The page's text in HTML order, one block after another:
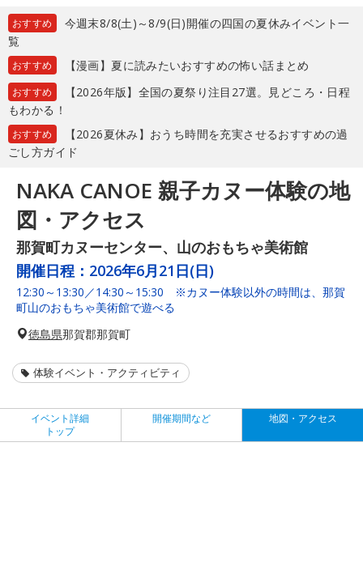
おすすめ
今週末8/8(土)～8/9(日)開催の四国の夏休みイベント一
覧
おすすめ 【漫画】夏に読みたいおすすめの怖い話まとめ
おすすめ
【2026年版】全国の夏祭り注目27選。見どころ・日程
もわかる！
おすすめ
【2026夏休み】おうち時間を充実させるおすすめの過
ごし方ガイド
NAKA CANOE 親子カヌー体験の地
図・アクセス
那賀町カヌーセンター、山のおもちゃ美術館
開催日程： 2026年6月21日(日)
12:30～13:30／14:30～15:30 ※カヌー体験以外の時間は、那賀
町山のおもちゃ美術館で遊べる
徳島県那賀郡那賀町
体験イベント・アクティビティ
イベント詳細
トップ
開催期間など 地図・アクセス